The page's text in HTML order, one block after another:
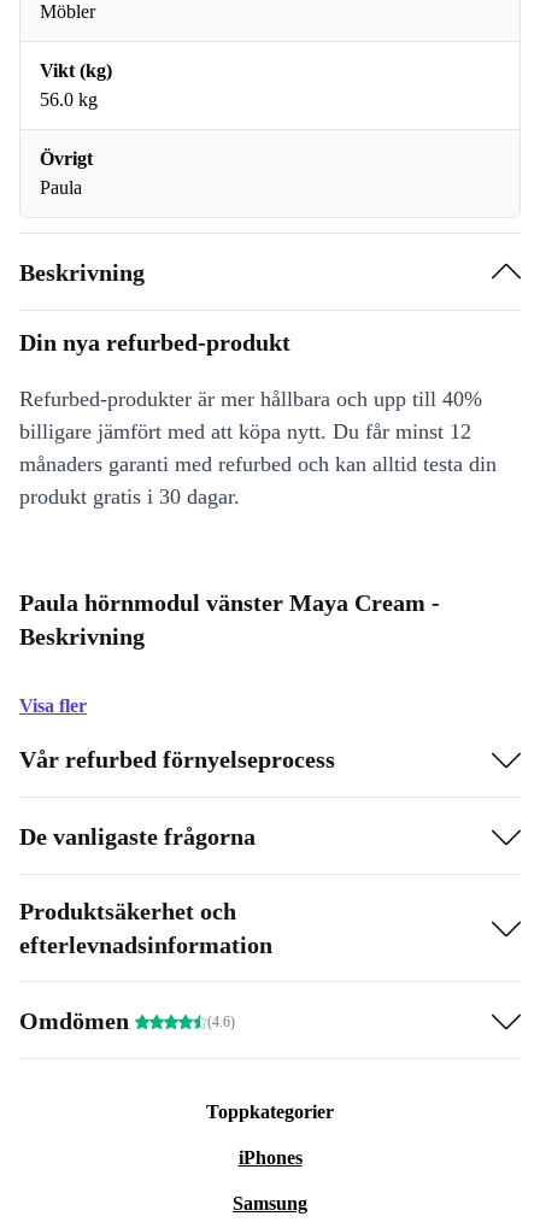
Möbler
Vikt (kg)
56.0 kg
Övrigt
Paula
Beskrivning
Din nya refurbed-produkt
Refurbed-produkter är mer hållbara och upp till 40%
billigare jämfört med att köpa nytt. Du får minst 12
månaders garanti med refurbed och kan alltid testa din
produkt gratis i 30 dagar.
Paula hörnmodul vänster Maya Cream -
Beskrivning
Visa fler
Vår refurbed förnyelseprocess
De vanligaste frågorna
Produktsäkerhet och
efterlevnadsinformation
Omdömen (4.6)
Toppkategorier
iPhones
Samsung